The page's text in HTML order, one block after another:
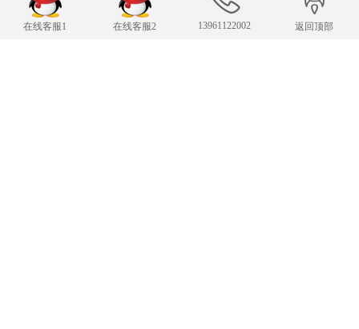
在线客服1 在线客服2 13961122002 返回顶部